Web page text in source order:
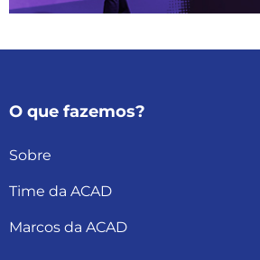
O que fazemos?
Sobre
Time da ACAD
Marcos da ACAD